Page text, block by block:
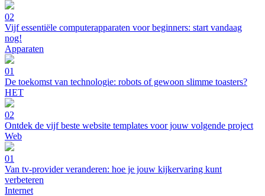
02
Vijf essentiële computerapparaten voor beginners: start vandaag
nog!
Apparaten
01
De toekomst van technologie: robots of gewoon slimme toasters?
HET
02
Ontdek de vijf beste website templates voor jouw volgende project
Web
01
Van tv-provider veranderen: hoe je jouw kijkervaring kunt
verbeteren
Internet